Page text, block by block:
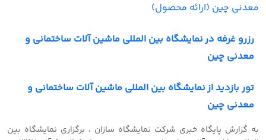
معدنی چین (ارائه محصول)
رزرو غرفه در نمایشگاه بین المللی ماشین آلات ساختمانی و
معدنی چین
تور بازدید از نمایشگاه بین المللی ماشین آلات ساختمانی و
معدنی چین
به گزارش پایگاه خبری شرکت نمایشگاه سازان ، برگزاری نمایشگاه بین